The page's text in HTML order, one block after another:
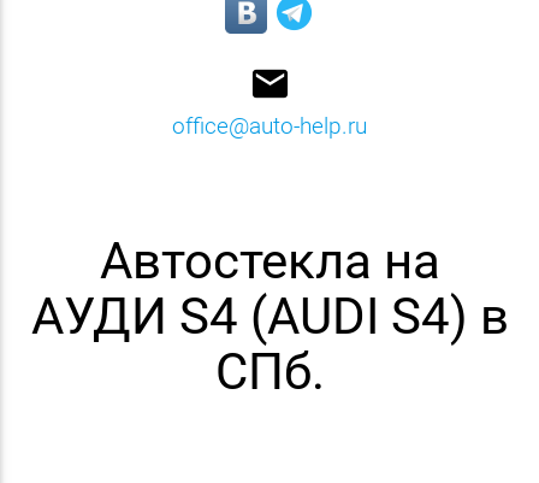
email
office@auto-help.ru
Автостекла на
АУДИ S4 (AUDI S4) в
СПб.